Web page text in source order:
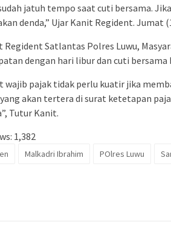
jatuh tempo saat cuti bersama.
denda,” Ujar Kanit Regident. Jumat
Regident Satlantas Polres Luwu,
dengan hari libur dan cuti bersama
wajib pajak tidak perlu kuatir jika
akan tertera di surat ketetapan
Tutur Kanit.
1,382
Malkadri Ibrahim POlres Luwu